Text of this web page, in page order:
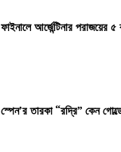
ফাইনালে আর্জেন্টিনার পরাজয়ের ৫
স্পেন’র তারকা “রদ্রি” কেন